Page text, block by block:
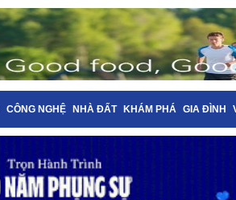
CÔNG NGHỆ NHÀ ĐẤT KHÁM PHÁ GIA ĐÌNH